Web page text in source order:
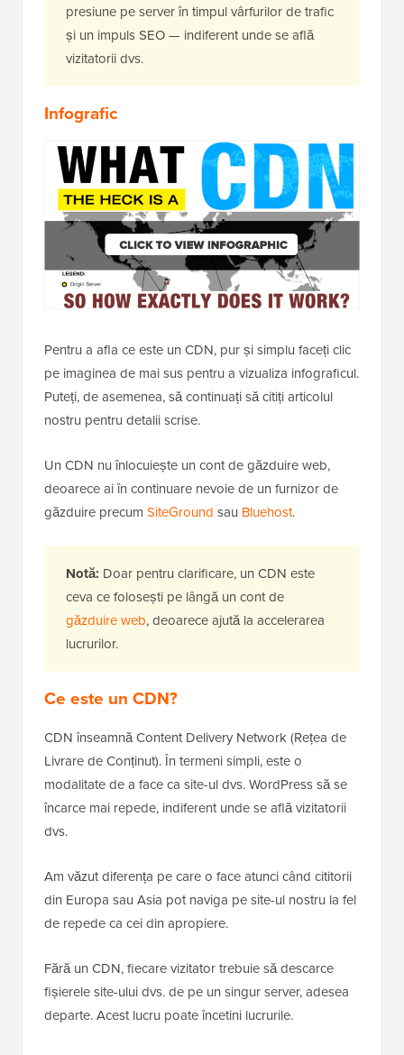
presiune pe server în timpul vârfurilor de trafic
și un impuls SEO — indiferent unde se află
vizitatorii dvs.
Infografic
Pentru a afla ce este un CDN, pur și simplu faceți clic
pe imaginea de mai sus pentru a vizualiza infograficul.
Puteți, de asemenea, să continuați să citiți articolul
nostru pentru detalii scrise.
Un CDN nu înlocuiește un cont de găzduire web,
deoarece ai în continuare nevoie de un furnizor de
găzduire precum SiteGround sau Bluehost.
Notă: Doar pentru clarificare, un CDN este
ceva ce folosești pe lângă un cont de
găzduire web, deoarece ajută la accelerarea
lucrurilor.
Ce este un CDN?
CDN înseamnă Content Delivery Network (Rețea de
Livrare de Conținut). În termeni simpli, este o
modalitate de a face ca site-ul dvs. WordPress să se
încarce mai repede, indiferent unde se află vizitatorii
dvs.
Am văzut diferența pe care o face atunci când cititorii
din Europa sau Asia pot naviga pe site-ul nostru la fel
de repede ca cei din apropiere.
Fără un CDN, fiecare vizitator trebuie să descarce
fișierele site-ului dvs. de pe un singur server, adesea
departe. Acest lucru poate încetini lucrurile.